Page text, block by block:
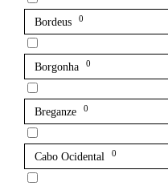
Bordeus 0
Borgonha 0
Breganze 0
Cabo Ocidental 0